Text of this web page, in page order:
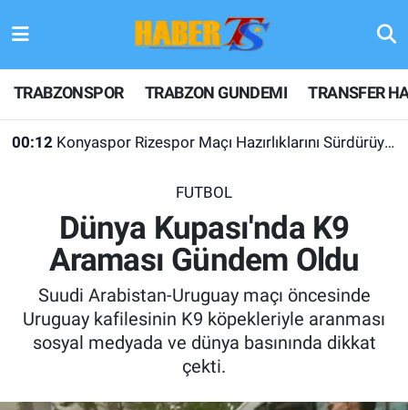
TRABZONSPOR TRABZON GUNDEMI TRANSFER
00:12 Konyaspor Rizespor Maçı Hazırlıklarını Sürdürüyor
FUTBOL
Dünya Kupası'nda K9
Araması Gündem Oldu
Suudi Arabistan-Uruguay maçı öncesinde
Uruguay kafilesinin K9 köpekleriyle aranması
sosyal medyada ve dünya basınında dikkat
çekti.
TRABZONSPOR
TRABZON GUNDEMI
KULİS MEYDANI
1461 TRABZON
FUTBOL
Hava Durumu
Trafik Durumu
Son Dakika Haberleri
Haber Arşivi